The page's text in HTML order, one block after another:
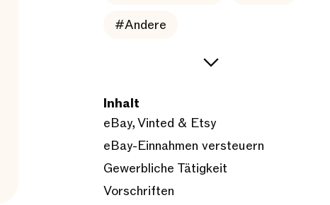
#Andere
Inhalt
eBay, Vinted & Etsy
eBay-Einnahmen versteuern
Gewerbliche Tätigkeit
Vorschriften